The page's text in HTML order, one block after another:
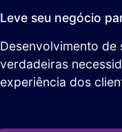
Leve seu negócio
Desenvolvimento de
verdadeiras
experiência dos